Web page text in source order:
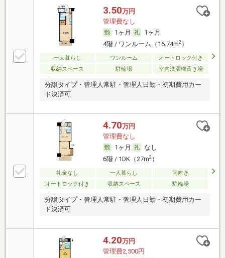
3.50万円
管理費なし
1ヶ月
1ヶ月
4階 / ワンルーム（16.74m2）
一人暮らし ワンルーム
オートロック付き
収納スペース
駐輪場 室内洗濯機置き場
分譲タイプ・管理人常駐・管理人日勤・初期費用カー
ド決済可
4.70万円
管理費なし
1ヶ月
なし
6階 / 1DK（27m2）
礼金なし 一人暮らし
南向き
オートロック付き
収納スペース 駐輪場
分譲タイプ・管理人常駐・管理人日勤・初期費用カー
ド決済可
4.20万円
管理費2,500円